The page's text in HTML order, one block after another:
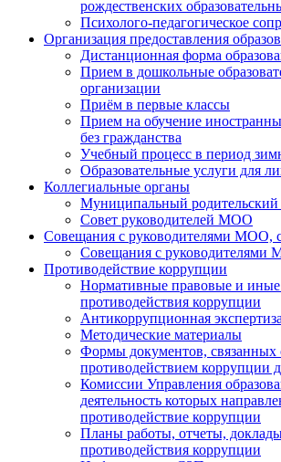
рождественских
Психолого-педагогическое
Организация предоставления
Дистанционная форма
Прием в дошкольные
организации
Приём в первые классы
Прием на обучение
без гражданства
Учебный процесс в период
Образовательные услуги для
Коллегиальные органы
Муниципальный родительский
Совет руководителей МОО
Совещания с руководителями МОО,
Совещания с руководителями
Противодействие коррупции
Нормативные правовые и иные
противодействия коррупции
Антикоррупционная
Методические материалы
Формы документов, связанных
противодействием коррупции
Комиссии Управления
деятельность которых
противодействие коррупции
Планы работы, отчеты,
противодействия коррупции